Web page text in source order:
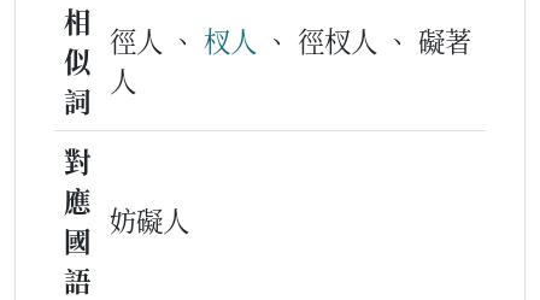
相
似
詞
徑人 、 杈人 、 徑杈人 、 礙著
人
對
應
國
語
妨礙人